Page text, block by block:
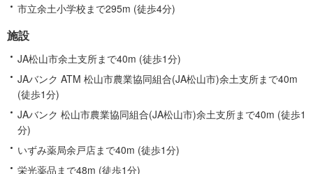
市立余土小学校まで295m (徒歩4分)
施設
JA松山市余土支所まで40m (徒歩1分)
JAバンク ATM 松山市農業協同組合(JA松山市)余土支所まで40m
(徒歩1分)
JAバンク 松山市農業協同組合(JA松山市)余土支所まで40m (徒歩1
分)
いずみ薬局余戸店まで40m (徒歩1分)
栄光薬品まで48m (徒歩1分)